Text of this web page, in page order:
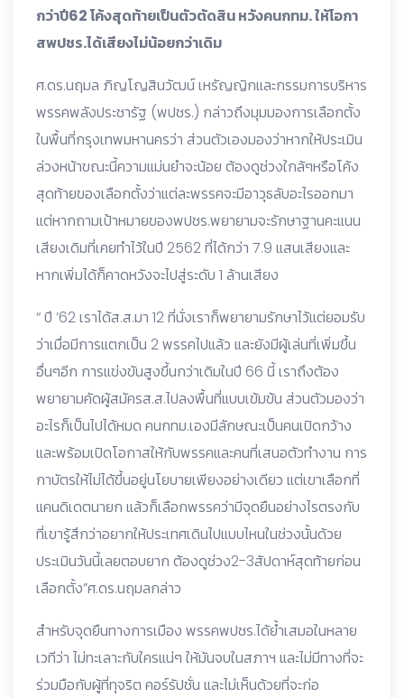
กว่าปี62 โค้งสุดท้ายเป็นตัวตัดสิน หวังคนกทม. ให้โอกา
สพปชร.ได้เสียงไม่น้อยกว่าเดิม
ศ.ดร.นฤมล ภิญโญสินวัฒน์ เหรัญญิกและกรรมการบริหาร
พรรคพลังประชารัฐ (พปชร.) กล่าวถึงมุมมองการเลือกตั้ง
ในพื้นที่กรุงเทพมหานครว่า ส่วนตัวเองมองว่าหากให้ประเมิน
ล่วงหน้าขณะนี้ความแม่นยำจะน้อย ต้องดูช่วงใกล้ๆหรือโค้ง
สุดท้ายของเลือกตั้งว่าแต่ละพรรคจะมีอาวุธลับอะไรออกมา
แต่หากถามเป้าหมายของพปชร.พยายามจะรักษาฐานคะแนน
เสียงเดิมที่เคยทำไว้ในปี 2562 ที่ได้กว่า 7.9 แสนเสียงและ
หากเพิ่มได้ก็คาดหวังจะไปสู่ระดับ 1 ล้านเสียง
“ ปี ’62 เราได้ส.ส.มา 12 ที่นั่งเราก็พยายามรักษาไว้แต่ยอมรับ
ว่าเมื่อมีการแตกเป็น 2 พรรคไปแล้ว และยังมีผู้เล่นที่เพิ่มขึ้น
อื่นๆอีก การแข่งขันสูงขึ้นกว่าเดิมในปี 66 นี้ เราถึงต้อง
พยายามคัดผู้สมัครส.ส.ไปลงพื้นที่แบบเข้มข้น ส่วนตัวมองว่า
อะไรก็เป็นไปได้หมด คนกทม.เองมีลักษณะเป็นคนเปิดกว้าง
และพร้อมเปิดโอกาสให้กับพรรคและคนที่เสนอตัวทำงาน การ
กาบัตรให้ไม่ได้ขึ้นอยู่นโยบายเพียงอย่างเดียว แต่เขาเลือกที่
แคนดิเดตนายก แล้วก็เลือกพรรคว่ามีจุดยืนอย่างไรตรงกับ
ที่เขารู้สึกว่าอยากให้ประเทศเดินไปแบบไหนในช่วงนั้นด้วย
ประเมินวันนี้เลยตอบยาก ต้องดูช่วง2-3สัปดาห์สุดท้ายก่อน
เลือกตั้ง”ศ.ดร.นฤมลกล่าว
สำหรับจุดยืนทางการเมือง พรรคพปชร.ได้ย้ำเสมอในหลาย
เวทีว่า ไม่ทะเลาะกับใครแน่ๆ ให้มันจบในสภาฯ และไม่มีทางที่จะ
ร่วมมือกับผู้ที่ทุจริต คอร์รัปชั่น และไม่เห็นด้วยที่จะก่อ